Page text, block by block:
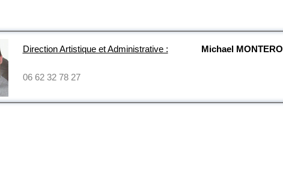
Direction Artistique et Administrative :
06 62 32 78 27
Michael MONTERO